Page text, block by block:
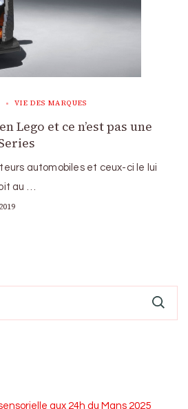
VIE DES MARQUES
Lego et ce n’est pas une
automobiles et ceux-ci le lui
au …
aux 24h du Mans 2025